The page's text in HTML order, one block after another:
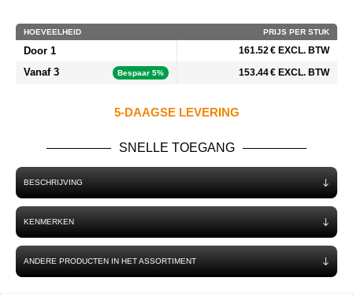
HOEVEELHEID PRIJS PER STUK
Door 1 161.52 € EXCL. BTW
Vanaf 3 Bespaar 5% 153.44 € EXCL. BTW
5-DAAGSE LEVERING
SNELLE TOEGANG
BESCHRIJVING
KENMERKEN
ANDERE PRODUCTEN IN HET ASSORTIMENT